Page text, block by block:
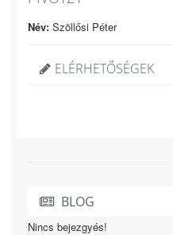
Név: Szöllősi Péter
ELÉRHETŐSÉGEK
BLOG
Nincs bejezgyés!